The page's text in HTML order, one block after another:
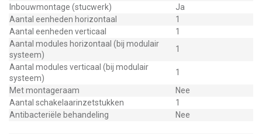
Inbouwmontage (stucwerk)
Ja
Aantal eenheden horizontaal
1
Aantal eenheden verticaal
1
Aantal modules horizontaal (bij modulair
systeem)
1
Aantal modules verticaal (bij modulair
systeem)
1
Met montageraam
Nee
Aantal schakelaarinzetstukken
1
Antibacteriële behandeling
Nee